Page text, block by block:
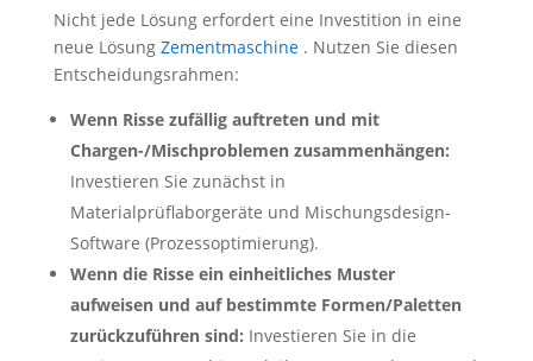
Nicht jede Lösung erfordert eine Investition in eine
neue Lösung Zementmaschine . Nutzen Sie diesen
Entscheidungsrahmen:
Wenn Risse zufällig auftreten und mit
Chargen-/Mischproblemen zusammenhängen:
Investieren Sie zunächst in
Materialprüflaborgeräte und Mischungsdesign-
Software (Prozessoptimierung).
Wenn die Risse ein einheitliches Muster
aufweisen und auf bestimmte Formen/Paletten
zurückzuführen sind: Investieren Sie in die